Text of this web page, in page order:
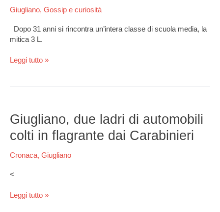
Giugliano, Gossip e curiosità
Dopo 31 anni si rincontra un’intera classe di scuola media, la
mitica 3 L.
classe
riunisce
e
la
Leggi tutto »
Giugliano, due ladri di automobili
colti in flagrante dai Carabinieri
Cronaca, Giugliano
<
due
ladri
di
colti
flagrante
Carabinieri
Leggi tutto »